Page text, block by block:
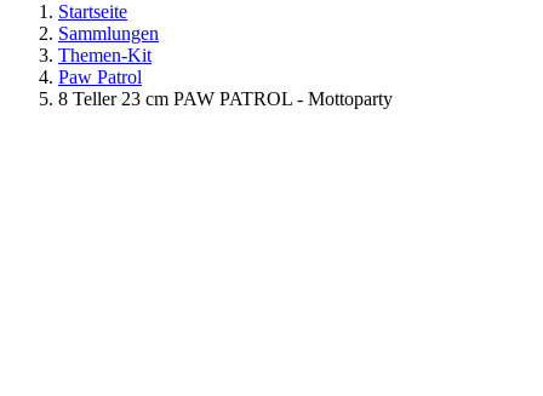
Startseite
Sammlungen
Themen-Kit
Paw Patrol
8 Teller 23 cm PAW PATROL - Mottoparty